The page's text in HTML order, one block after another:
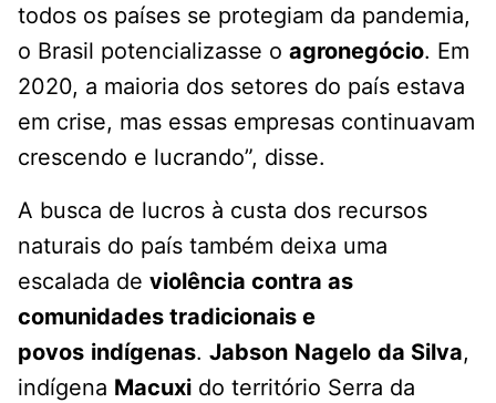
todos os países se protegiam da pandemia,
o Brasil potencializasse o agronegócio. Em
2020, a maioria dos setores do país estava
em crise, mas essas empresas continuavam
crescendo e lucrando”, disse.
A busca de lucros à custa dos recursos
naturais do país também deixa uma
escalada de violência contra as
comunidades tradicionais e
povos indígenas. Jabson Nagelo da Silva,
indígena Macuxi do território Serra da